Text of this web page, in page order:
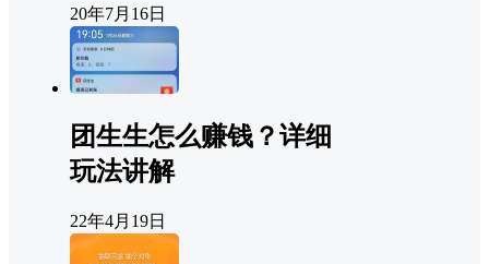
20年7月16日
团生生怎么赚钱？详细
玩法讲解
22年4月19日